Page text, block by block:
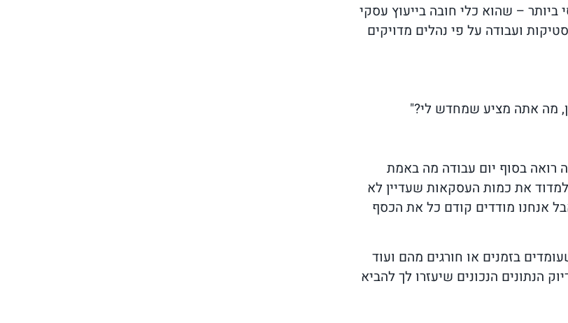
– שהוא כלי חובה בייעוץ עסקי
ועבודה על פי נהלים מדויקים
מה אתה מציע שמחדש לי?"
רואה בסוף יום עבודה מה באמת
את כמות העסקאות שעדיין לא
אנחנו מודדים קודם כל את הכסף
בזמנים או חורגים מהם ועוד
הנתונים הנכונים שיעזרו לך להביא